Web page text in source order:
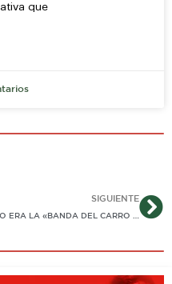
que
SIGUIENTE